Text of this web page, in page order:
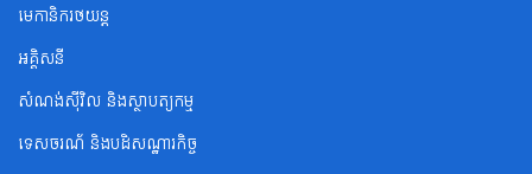
មេកានិករថយន្ត
អគ្គិសនី
សំណង់ស៊ីវិល និងស្ថាបត្យកម្ម
ទេសចរណ័ និងបដិសណ្ឋារកិច្ច